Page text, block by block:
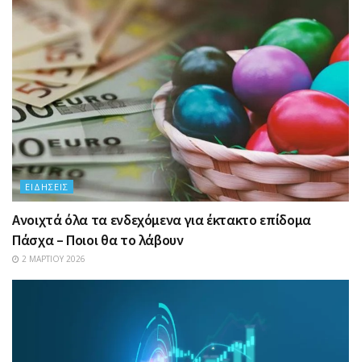
ΕΙΔΉΣΕΙΣ
Ανοιχτά όλα τα ενδεχόμενα για έκτακτο επίδομα
Πάσχα – Ποιοι θα το λάβουν
2 ΜΑΡΤΊΟΥ 2026